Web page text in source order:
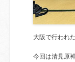
大阪で行われ
今回は清見原